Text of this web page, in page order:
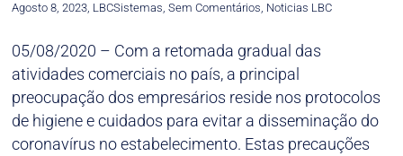
Agosto 8, 2023, LBCSistemas, Sem Comentários, Noticias LBC
05/08/2020 – Com a retomada gradual das
atividades comerciais no país, a principal
preocupação dos empresários reside nos protocolos
de higiene e cuidados para evitar a disseminação do
coronavírus no estabelecimento. Estas precauções